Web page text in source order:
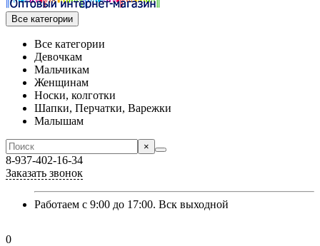
Все категории
Все категории
Девочкам
Мальчикам
Женщинам
Носки, колготки
Шапки, Перчатки, Варежки
Малышам
×
8-937-402-16-34
Заказать звонок
Работаем с 9:00 до 17:00. Вск выходной
0